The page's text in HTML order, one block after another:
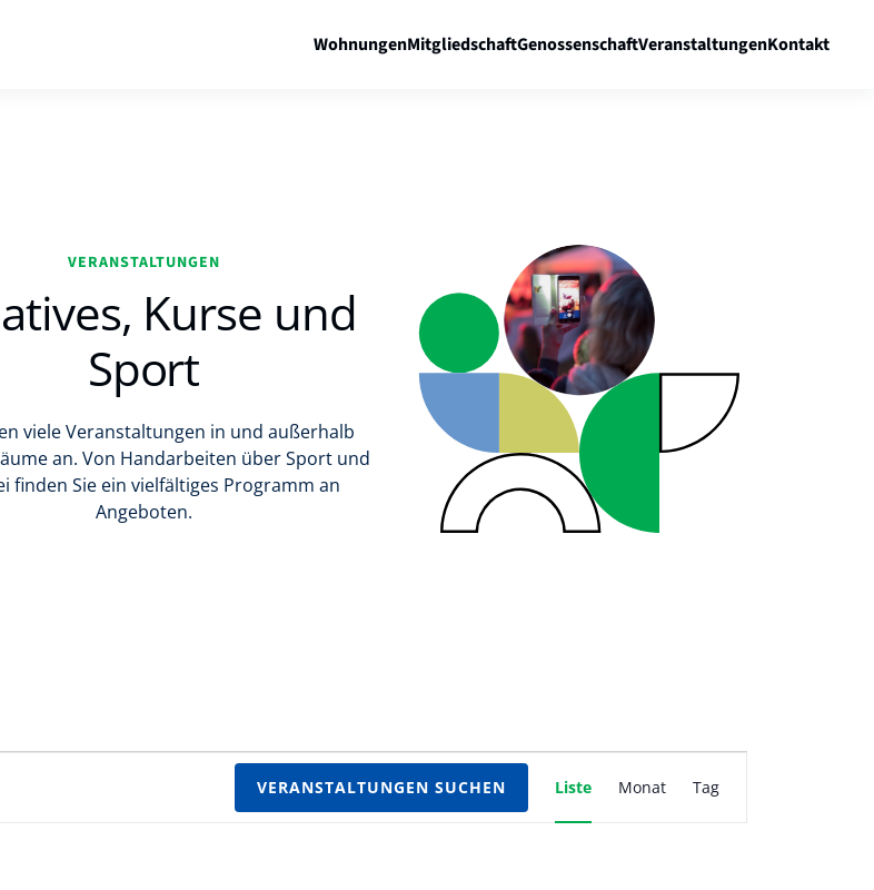
WohnungenMitgliedschaftGenossenschaftVeranstaltungenKontakt
VERANSTALTUNGEN
Kurse und
Sport
viele Veranstaltungen in und außerhalb
an. Von Handarbeiten über Sport und
finden Sie ein vielfältiges Programm an
Angeboten.
VERANSTALTUNGEN SUCHEN
Ansichten-
Liste Monat Tag